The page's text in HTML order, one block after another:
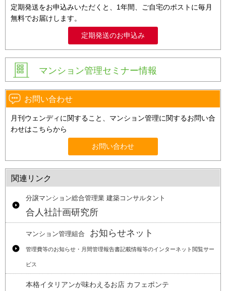
定期発送をお申込みいただくと、1年間、ご自宅のポストに毎月
無料でお届けします。
定期発送のお申込み
マンション管理セミナー情報
お問い合わせ
月刊ウェンディに関すること、マンション管理に関するお問い合
わせはこちらから
お問い合わせ
関連リンク
分譲マンション総合管理業 建築コンサルタント
合人社計画研究所
マンション管理組合 お知らせネット
管理費等のお知らせ・月間管理報告書記載情報等のインターネット閲覧サー
ビス
本格イタリアンが味わえるお店 カフェポンテ